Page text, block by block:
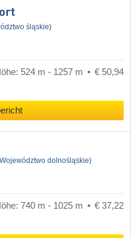
śląskie)
524 m - 1257 m
€ 50,94
dolnośląskie)
740 m - 1025 m
€ 37,22